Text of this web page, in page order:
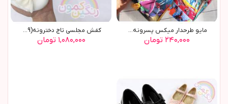
مایو طرحدار میکس پسرونه(9750)
۲۴۰,۰۰۰ تومان
کفش مجلسي تاج دخترونه(9629)
۱,۰۸۰,۰۰۰ تومان